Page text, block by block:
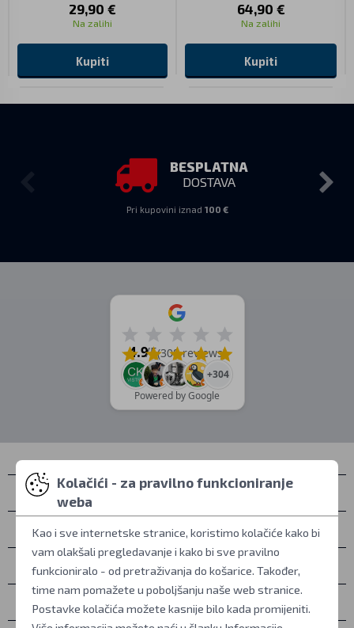
29,90 €
Na zalihi
Kupiti
64,90 €
Na zalihi
Kupiti
BESPLATNA
DOSTAVA
Pri kupovini iznad 100 €
4.9/5(308 reviews)
+304
Powered by Google
Kontakti
Osobno preuzimanje
Sve o kupovini
Više informacija
Kolačići - za pravilno funkcioniranje
weba
Kao i sve internetske stranice, koristimo kolačiće kako bi
vam olakšali pregledavanje i kako bi sve pravilno
funkcioniralo - od pretraživanja do košarice. Također,
time nam pomažete u poboljšanju naše web stranice.
Postavke kolačića možete kasnije bilo kada promijeniti.